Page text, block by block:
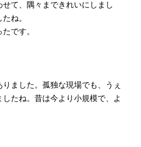
て、隅々まできれいにしまし
ね。
です。
ました。孤独な現場でも、うぇ
たね。昔は今より小規模で、よ